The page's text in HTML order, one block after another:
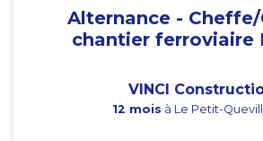
Alternance -
chantier ferroviaire
VINCI
12 mois à Le Petit-